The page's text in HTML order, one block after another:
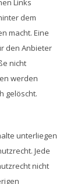
Links
dem
macht. Eine
den Anbieter
nicht
werden
gelöscht.
unterliegen
Jede
nicht